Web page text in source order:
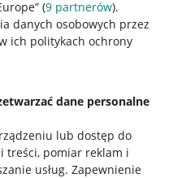
(9 partnerów).
danych osobowych przez
ich politykach ochrony
dane personalne
lub dostęp do
treści, pomiar reklam i
usług. Zapewnienie